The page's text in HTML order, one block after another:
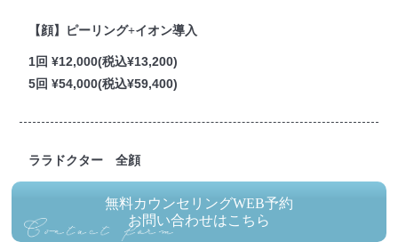
【顔】ピーリング+イオン導入
1回 ¥12,000(税込¥13,200)
5回 ¥54,000(税込¥59,400)
ララドクター 全顔
5回 ¥36,000(税込 ¥39,600)
無料カウンセリングWEB予約
お問い合わせはこちら